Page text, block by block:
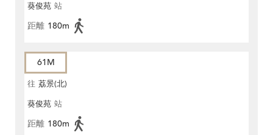
葵俊苑 站
距離 180m
61M
往 荔景(北)
葵俊苑 站
距離 180m